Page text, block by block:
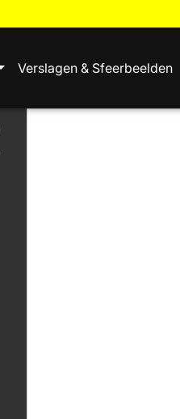
Verslagen & Sfeerbeelden